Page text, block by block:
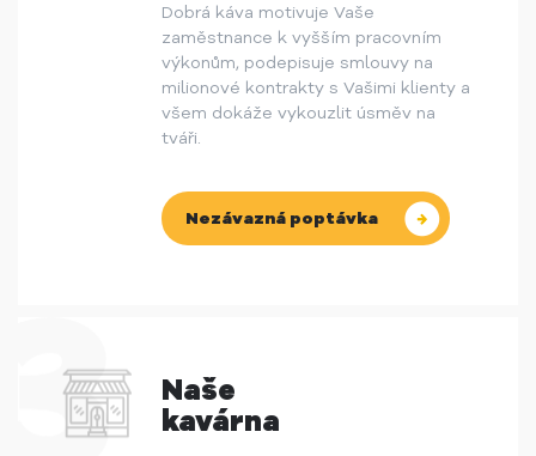
Dobrá káva motivuje Vaše
zaměstnance k vyšším pracovním
výkonům, podepisuje smlouvy na
milionové kontrakty s Vašimi klienty a
všem dokáže vykouzlit úsměv na
tváři.
Nezávazná poptávka
Naše
kavárna